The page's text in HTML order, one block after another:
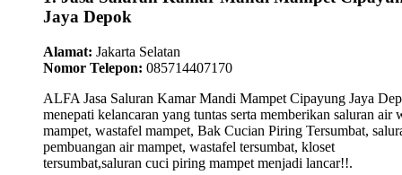
Jaya Depok
Alamat: Jakarta Selatan
Nomor Telepon: 085714407170
ALFA Jasa Saluran Kamar Mandi Mampet Cipayung Jaya
menepati kelancaran yang tuntas serta memberikan saluran air
mampet, wastafel mampet, Bak Cucian Piring Tersumbat,
pembuangan air mampet, wastafel tersumbat, kloset
tersumbat,saluran cuci piring mampet menjadi lancar!!.